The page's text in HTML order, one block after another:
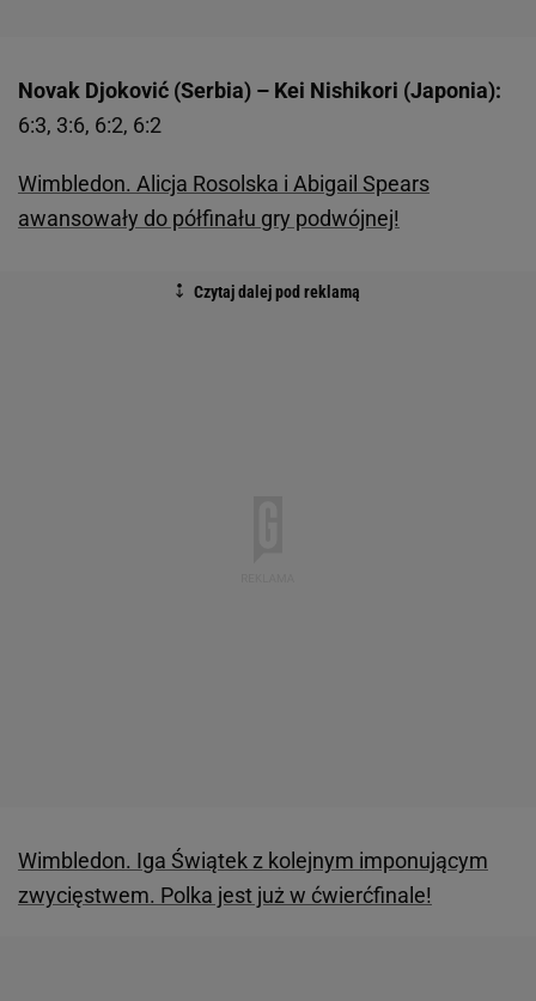
Novak Djoković (Serbia) – Kei Nishikori (Japonia):
6:3, 3:6, 6:2, 6:2
Wimbledon. Alicja Rosolska i Abigail Spears
awansowały do półfinału gry podwójnej!
Wimbledon. Iga Świątek z kolejnym imponującym
zwycięstwem. Polka jest już w ćwierćfinale!